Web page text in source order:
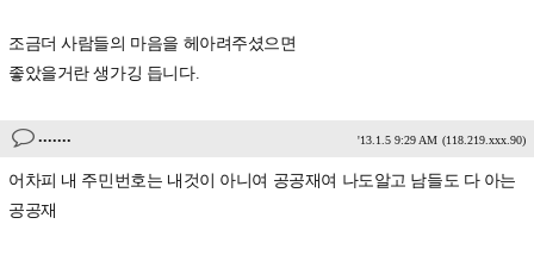
조금더 사람들의 마음을 헤아려주셨으면
좋았을거란 생가깅 듭니다.
....... '13.1.5 9:29 AM (118.219.xxx.90)
어차피 내 주민번호는 내것이 아니여 공공재여 나도알고 남들도 다 아는
공공재